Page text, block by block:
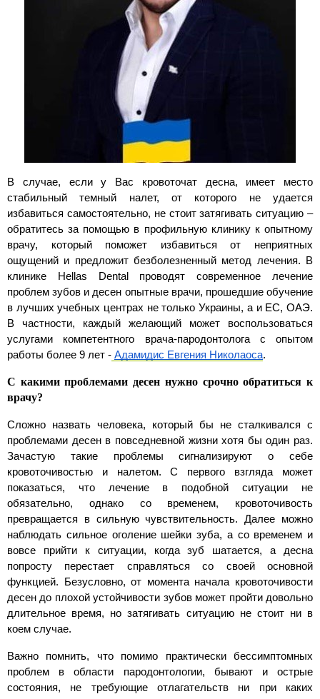
В случае, если у Вас кровоточат десна, имеет место
стабильный темный налет, от которого не удается
избавиться самостоятельно, не стоит затягивать ситуацию –
обратитесь за помощью в профильную клинику к опытному
врачу, который поможет избавиться от неприятных
ощущений и предложит безболезненный метод лечения. В
клинике Hellas Dental проводят современное лечение
проблем зубов и десен опытные врачи, прошедшие обучение
в лучших учебных центрах не только Украины, а и ЕС, ОАЭ.
В частности, каждый желающий может воспользоваться
услугами компетентного врача-пародонтолога с опытом
работы более 9 лет - Адамидис Евгения Николаоса.
С какими проблемами десен нужно срочно обратиться к
врачу?
Сложно назвать человека, который бы не сталкивался с
проблемами десен в повседневной жизни хотя бы один раз.
Зачастую такие проблемы сигнализируют о себе
кровоточивостью и налетом. С первого взгляда может
показаться, что лечение в подобной ситуации не
обязательно, однако со временем, кровоточивость
превращается в сильную чувствительность. Далее можно
наблюдать сильное оголение шейки зуба, а со временем и
вовсе прийти к ситуации, когда зуб шатается, а десна
попросту перестает справляться со своей основной
функцией. Безусловно, от момента начала кровоточивости
десен до плохой устойчивости зубов может пройти довольно
длительное время, но затягивать ситуацию не стоит ни в
коем случае.
Важно помнить, что помимо практически бессимптомных
проблем в области пародонтологии, бывают и острые
состояния, не требующие отлагательств ни при каких